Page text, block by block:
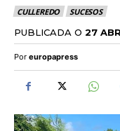
CULLEREDO SUCESOS
PUBLICADA O 27
Por europapress